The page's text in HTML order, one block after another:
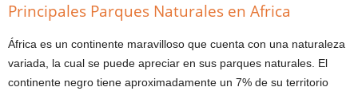
Principales Parques Naturales en Africa
África es un continente maravilloso que cuenta con una naturaleza
variada, la cual se puede apreciar en sus parques naturales. El
continente negro tiene aproximadamente un 7% de su territorio